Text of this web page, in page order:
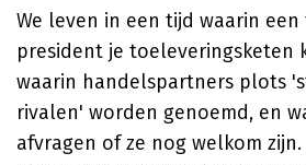
We leven in een tijd waarin
president je toeleveringsketen
waarin handelspartners plots
rivalen' worden genoemd, en
afvragen of ze nog welkom zijn.